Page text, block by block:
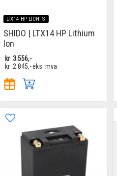
LTX14 HP LION -S-
SHIDO | LTX14 HP Lithium
Ion
kr 3.556,-
kr 2.845,-eks. mva